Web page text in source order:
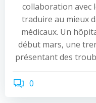
collaboration avec
traduire au mieux
médicaux. Un
début mars, une
présentant des
0